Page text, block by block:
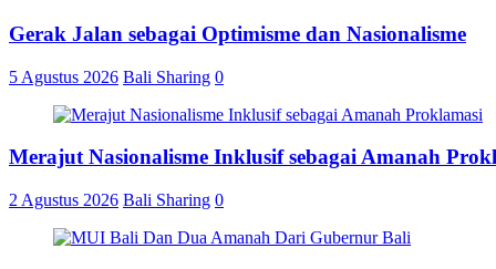
Gerak Jalan sebagai Optimisme dan Nasionalisme
5 Agustus 2026 Bali Sharing 0
Merajut Nasionalisme Inklusif sebagai Amanah
2 Agustus 2026 Bali Sharing 0